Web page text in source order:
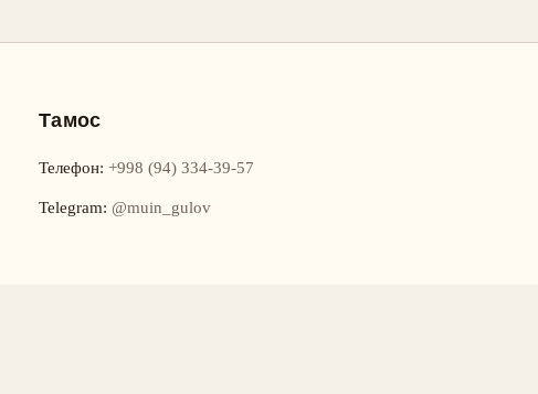
Тамос
Телефон: +998 (94) 334-39-57
Telegram: @muin_gulov